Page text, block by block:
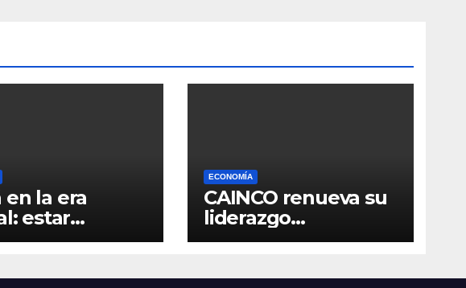
en la era
estar
incluso en
ECONOMÍA
CAINCO renueva su
liderazgo
institucional y
Antelo para una